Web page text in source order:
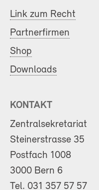
Link zum Recht
Partnerfirmen
Shop
Downloads
KONTAKT
Zentralsekretariat
Steinerstrasse 35
Postfach 1008
3000 Bern 6
Tel. 031 357 57 57